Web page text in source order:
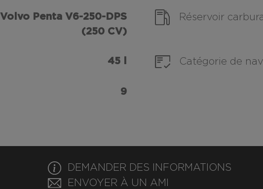
Volvo Penta V6-250-DPS
(250 CV)
Réservoir
45 l Catégorie de
9
DEMANDER DES INFORMATIONS
ENVOYER À UN AMI